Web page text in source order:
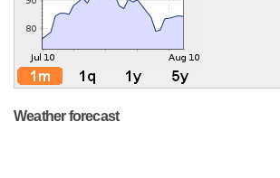
Weather forecast